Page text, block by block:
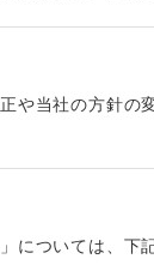
や当社の方針
については、下